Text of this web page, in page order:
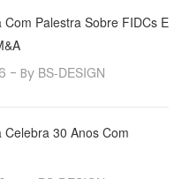
Com Palestra Sobre FIDCs E
- By BS-DESIGN
30 Anos Com